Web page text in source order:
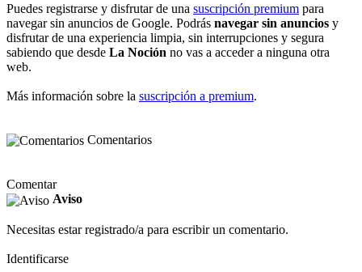
Puedes registrarse y disfrutar de una suscripción premium para
navegar sin anuncios de Google. Podrás navegar sin anuncios y
disfrutar de una experiencia limpia, sin interrupciones y segura
sabiendo que desde La Noción no vas a acceder a ninguna otra
web.
Más información sobre la suscripción a premium.
Comentarios
Comentar
Aviso
Necesitas estar registrado/a para escribir un comentario.
Identificarse